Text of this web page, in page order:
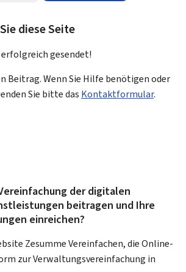
diese Seite
erfolgreichgesendet!
Beitrag. Wenn Sie Hilfe benötigen oder
Sie bitte das Kontaktformular.
der digitalen
beitragen und Ihre
einreichen?
Zesumme Vereinfachen, die Online-
zur Verwaltungsvereinfachung in